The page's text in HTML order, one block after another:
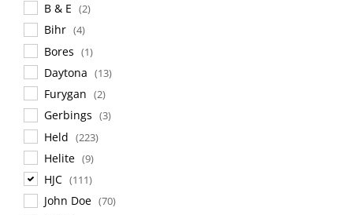
B & E (2)
Bihr (4)
Bores (1)
Daytona (13)
Furygan (2)
Gerbings (3)
Held (223)
Helite (9)
HJC (111)
John Doe (70)